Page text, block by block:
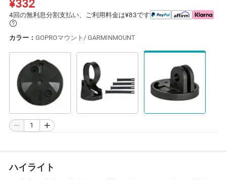
¥332
4回の無利息分割支払い、ご利用料金は¥83です
カラー： GOPROマウント/ GARMINMOUNT
ハイライト